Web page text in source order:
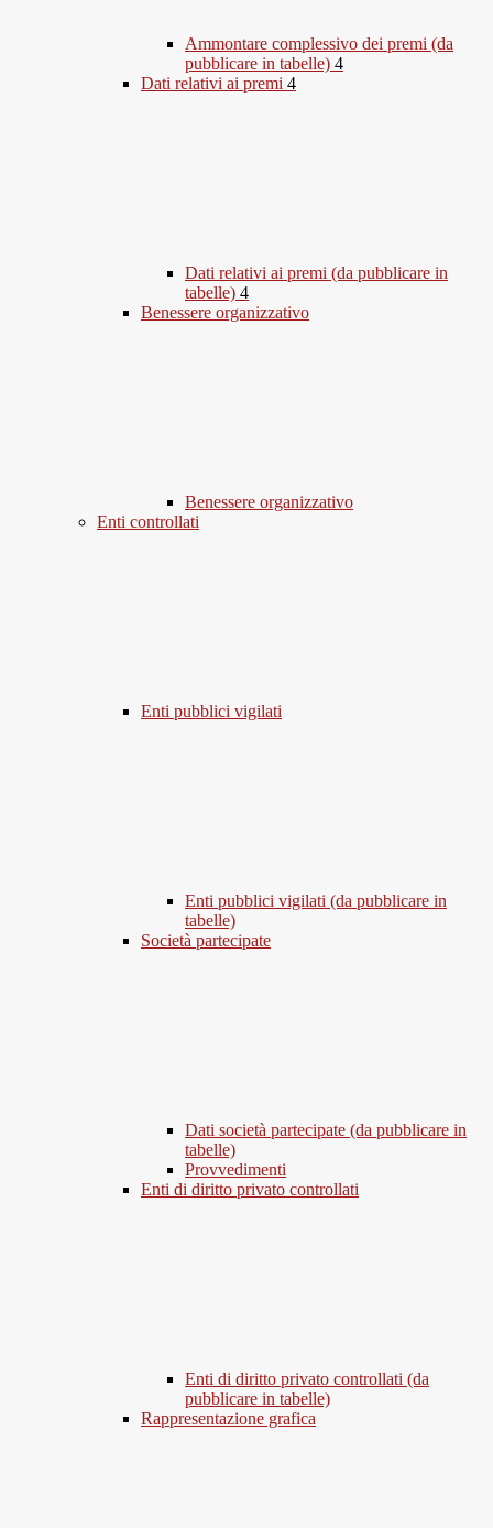
Ammontare complessivo dei premi (da
pubblicare in tabelle) 4
Dati relativi ai premi 4
Dati relativi ai premi (da pubblicare in
tabelle) 4
Benessere organizzativo
Benessere organizzativo
Enti controllati
Enti pubblici vigilati
Enti pubblici vigilati (da pubblicare in
tabelle)
Società partecipate
Dati società partecipate (da pubblicare in
tabelle)
Provvedimenti
Enti di diritto privato controllati
Enti di diritto privato controllati (da
pubblicare in tabelle)
Rappresentazione grafica